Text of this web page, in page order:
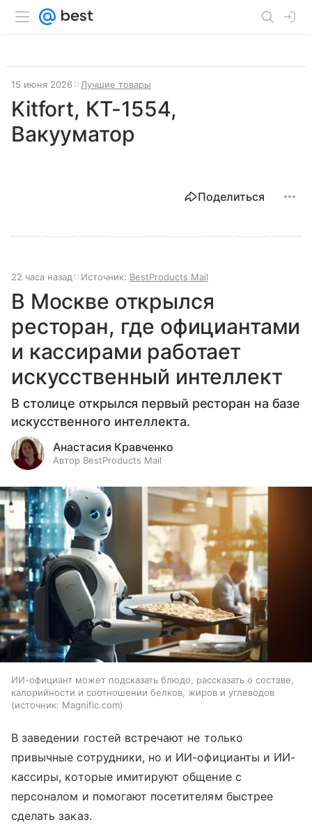
15 июня 2026 Лучшие товары
Kitfort, КТ-1554,
Вакууматор
Поделиться
22 часа назад Источник: BestProducts Mail
В Москве открылся
ресторан, где официантами
и кассирами работает
искусственный интеллект
В столице открылся первый ресторан на базе
искусственного интеллекта.
Анастасия Кравченко
Автор BestProducts Mail
ИИ-официант может подсказать блюдо, рассказать о составе,
калорийности и соотношении белков, жиров и углеводов
источник: Magnific.com
В заведении гостей встречают не только
привычные сотрудники, но и ИИ-официанты и ИИ-
кассиры, которые имитируют общение с
персоналом и помогают посетителям быстрее
сделать заказ.